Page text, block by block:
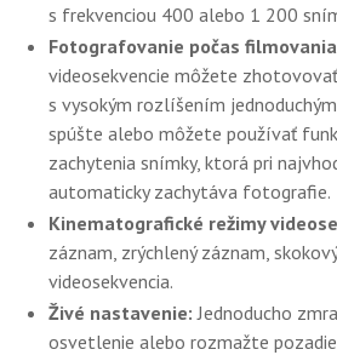
s frekvenciou 400 alebo 1 200
Fotografovanie počas
videosekvencie môžete
s vysokým rozlíšením
spúšte alebo môžete používať
zachytenia snímky, ktorá pri
automaticky zachytáva fotografie.
Kinematografické režimy
záznam, zrýchlený záznam,
videosekvencia.
Živé nastavenie: Jednoducho
osvetlenie alebo rozmažte